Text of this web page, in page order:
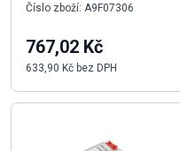
Číslo zboží: A9F07306
767,02 Kč
633,90 Kč bez DPH